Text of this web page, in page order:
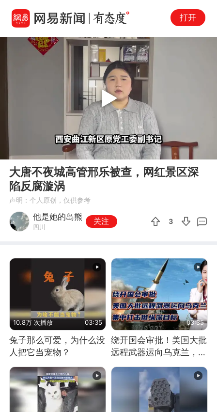
打开
04:40
Play
大唐不夜城高管邢乐被查，网红景区深
陷反腐漩涡
声明：个人原创，仅供参考
他是她的岛熊
四川
关注 3
10.8万 次播放 03:35
兔子那么可爱，为什么没
人把它当宠物？
03:35
绕开国会审批！美国大批
远程武器运向乌克兰，集